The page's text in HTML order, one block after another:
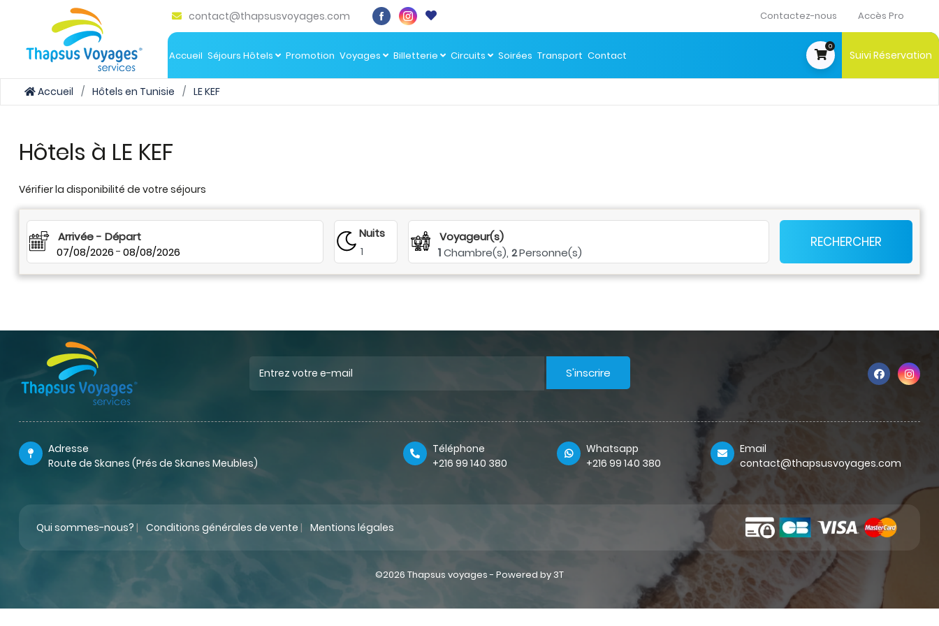
contact@thapsusvoyages.com Contactez-nous Accès Pro
Accueil Séjours Hôtels Promotion Voyages Billetterie Circuits Soirées Transport Contact
0
Suivi Réservation
Accueil Hôtels en Tunisie LE KEF
Hôtels à LE KEF
Vérifier la disponibilité de votre séjours
Arrivée - Départ
07/08/2026 - 08/08/2026
Nuits
1
Voyageur(s)
1Chambre(s),2Personne(s)
RECHERCHER
S'inscrire
Adresse
Route de Skanes (Prés de Skanes Meubles)
Téléphone
+216 99 140 380
Whatsapp
+216 99 140 380
Email
contact@thapsusvoyages.com
Qui sommes-nous? | Conditions générales de vente | Mentions légales
©2026 Thapsus voyages - Powered by 3T